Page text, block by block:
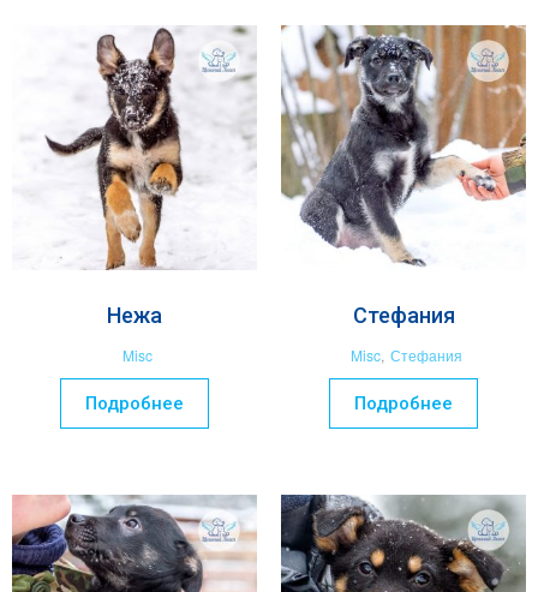
Нежа
Misc
Подробнее
Стефания
Misc, Стефания
Подробнее